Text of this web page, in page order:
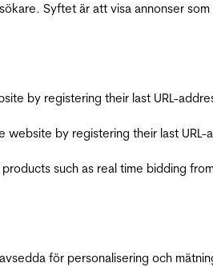
Syftet är att visa annonser
by registering their last URL-
website by registering their last URL-
such as real time bidding
för personalisering och